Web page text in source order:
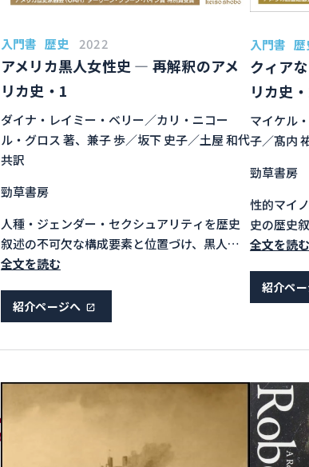
入門書 歴史 2022
アメリカ黒人女性史 ― 再解釈のアメ
リカ史・1
ダイナ・レイミー・ベリー／カリ・ニコー
ル・グロス 著、兼子 歩／坂下 史子／土屋 和代
共訳
勁草書房
人種・ジェンダー・セクシュアリティを歴史
叙述の不可欠な構成要素と位置づけ、黒人女
性という周縁化された人びとの視点からアメ
全文を読む
紹介ページへ
入門書 歴
クィア
リカ史
マイケル
子／髙内
勁草書房
性的マイ
史の歴史
メリカ史
全文を読む
紹介ペ